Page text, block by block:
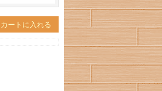
カートに入れる